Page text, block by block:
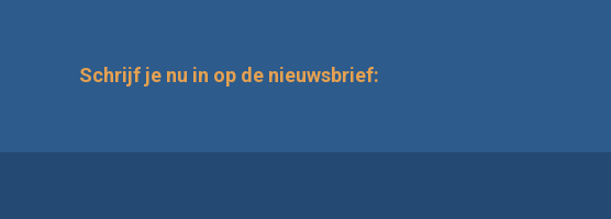
Schrijf je nu in op de nieuwsbrief: